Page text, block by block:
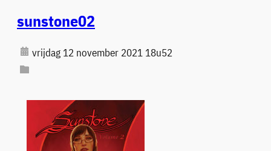
sunstone02
vrijdag 12 november 2021 18u52